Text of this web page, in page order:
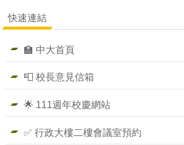
快速連結
🏫 中大首頁
📮 校長意見信箱
🌟 111週年校慶網站
✅ 行政大樓二樓會議室預約